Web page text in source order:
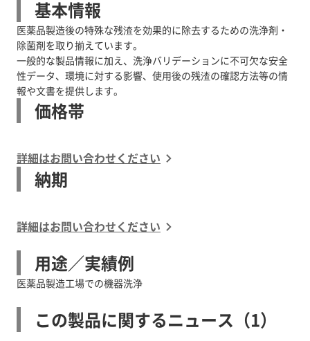
基本情報
医薬品製造後の特殊な残渣を効果的に除去するための洗浄剤・
除菌剤を取り揃えています。
一般的な製品情報に加え、洗浄バリデーションに不可欠な安全
性データ、環境に対する影響、使用後の残渣の確認方法等の情
報や文書を提供します。
価格帯
詳細はお問い合わせください
納期
詳細はお問い合わせください
用途／実績例
医薬品製造工場での機器洗浄
この製品に関するニュース（1）